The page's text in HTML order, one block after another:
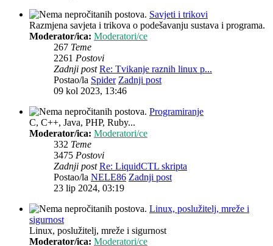
Savjeti i trikovi
Razmjena savjeta i trikova o podešavanju sustava i programa.
Moderator/ica: Moderatori/ce
267 Teme
2261 Postovi
Zadnji post Re: Tvikanje raznih linux p...
Postao/la Spider Zadnji post
09 kol 2023, 13:46
Programiranje
C, C++, Java, PHP, Ruby...
Moderator/ica: Moderatori/ce
332 Teme
3475 Postovi
Zadnji post Re: LiquidCTL skripta
Postao/la NELE86 Zadnji post
23 lip 2024, 03:19
Linux, poslužitelj, mreže i
sigurnost
Linux, poslužitelj, mreže i sigurnost
Moderator/ica: Moderatori/ce